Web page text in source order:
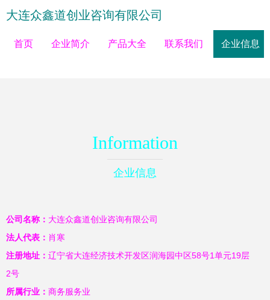
大连众鑫道创业咨询有限公司
首页 企业简介 产品大全 联系我们 企业信息
Information
企业信息
公司名称： 大连众鑫道创业咨询有限公司
法人代表： 肖寒
注册地址： 辽宁省大连经济技术开发区润海园中区58号1单元19层
2号
所属行业： 商务服务业